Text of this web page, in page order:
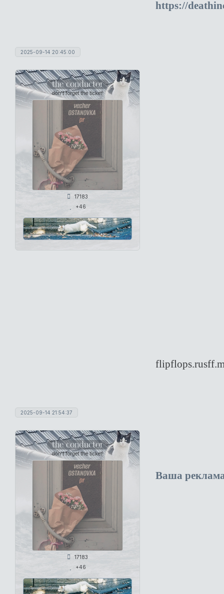
https://
2025-09-14 20:45:00
the conductor
don't forget the ticket!
17183
+46
2025-09-14 21:54:37
the conductor
don't forget the ticket!
17183
+46
Ваша